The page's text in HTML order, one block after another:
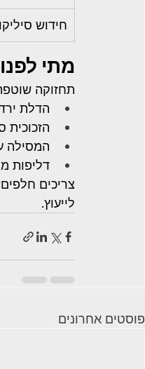
חידוש
מתי
תחזוקה
הדלת
הזכוכית
המסילה
דליפות
צריכים
לייעוץ.
פוסטים אחרונים